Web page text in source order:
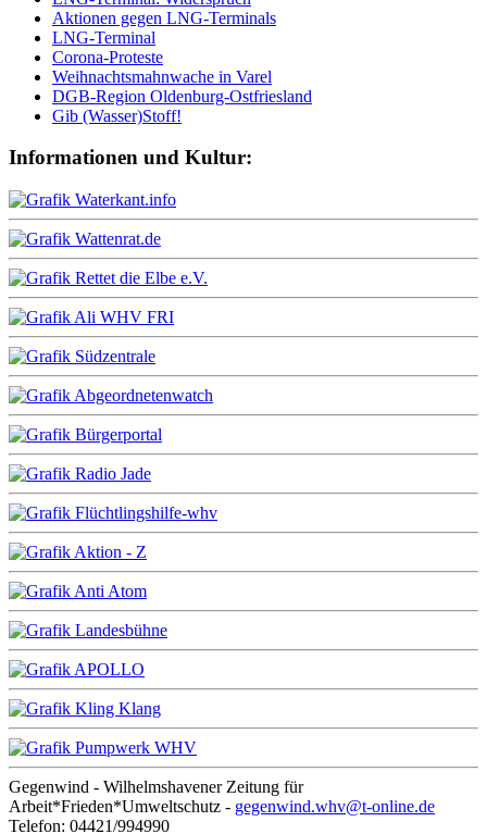
Aktionen gegen LNG-Terminals
LNG-Terminal
Corona-Proteste
Weihnachtsmahnwache in Varel
DGB-Region Oldenburg-Ostfriesland
Gib (Wasser)Stoff!
Informationen und Kultur:
Gegenwind - Wilhelmshavener Zeitung für
Arbeit*Frieden*Umweltschutz - gegenwind.whv@t-online.de
Telefon: 04421/994990